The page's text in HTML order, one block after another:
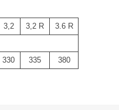
3,2 3,2 R
3.6 R
330 335 380